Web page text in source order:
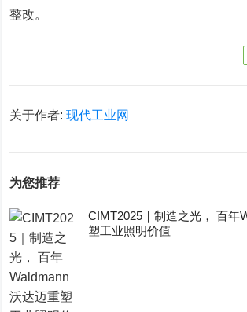
整改。
关于作者:现代工业网
为您推荐
CIMT2025｜制造之光， 百年
塑工业照明价值